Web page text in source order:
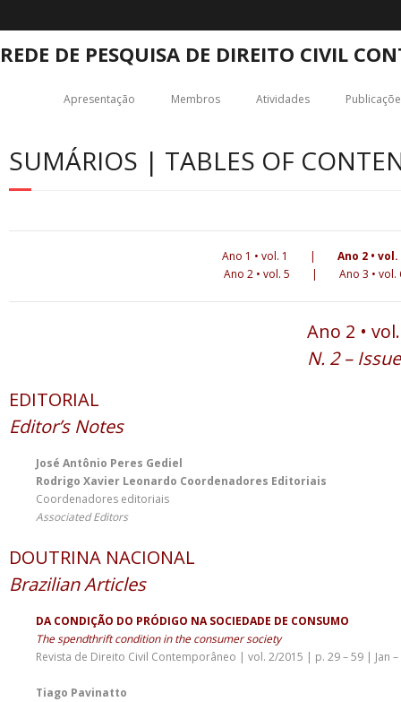
REDE DE PESQUISA DE DIREITO CIVIL
Apresentação Membros Atividades
SUMÁRIOS | TABLES OF
Ano 1 • vol. 1 | Ano 2 • vol.
Ano 2 • vol. 5 | Ano 3 • vol.
Ano 2 •
N. 2 –
EDITORIAL
Editor’s Notes
José Antônio Peres Gediel
Rodrigo Xavier Leonardo Coordenadores Editoriais
Coordenadores editoriais
Associated Editors
DOUTRINA NACIONAL
Brazilian Articles
DA CONDIÇÃO DO PRÓDIGO NA SOCIEDADE DE CONSUMO
The spendthrift condition in the consumer society
Revista de Direito Civil Contemporâneo | vol. 2/2015 | p. 29 – 59 | Jan –
Tiago Pavinatto